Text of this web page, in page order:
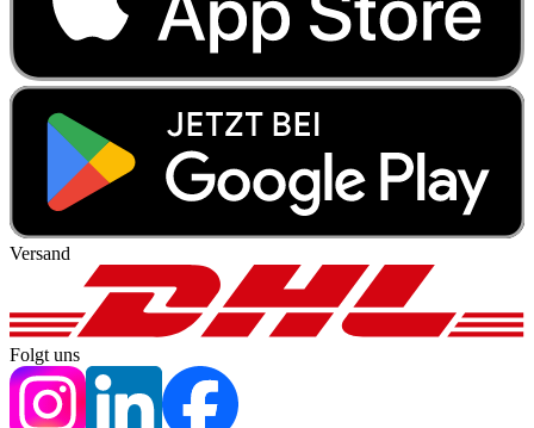
Versand
Folgt uns